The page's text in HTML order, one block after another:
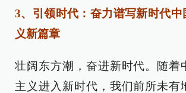
3、引领时代：奋力谱写新时代中
义新篇章
壮阔东方潮，奋进新时代。随着
主义进入新时代，我们前所未有